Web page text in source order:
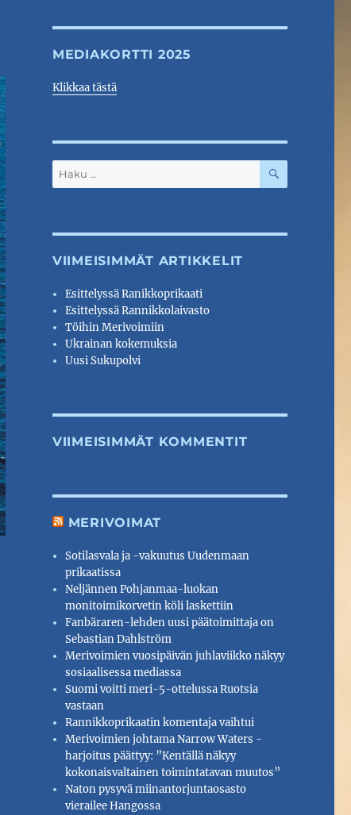
MEDIAKORTTI 2025
Klikkaa tästä
Etsi: HAKU
VIIMEISIMMÄT ARTIKKELIT
Esittelyssä Ranikkoprikaati
Esittelyssä Rannikkolaivasto
Töihin Merivoimiin
Ukrainan kokemuksia
Uusi Sukupolvi
VIIMEISIMMÄT KOMMENTIT
MERIVOIMAT
Sotilasvala ja -vakuutus Uudenmaan
prikaatissa
Neljännen Pohjanmaa-luokan
monitoimikorvetin köli laskettiin
Fanbäraren-lehden uusi päätoimittaja on
Sebastian Dahlström
Merivoimien vuosipäivän juhlaviikko näkyy
sosiaalisessa mediassa
Suomi voitti meri-5-ottelussa Ruotsia
vastaan
Rannikkoprikaatin komentaja vaihtui
Merivoimien johtama Narrow Waters -
harjoitus päättyy: ”Kentällä näkyy
kokonaisvaltainen toimintatavan muutos”
Naton pysyvä miinantorjuntaosasto
vierailee Hangossa